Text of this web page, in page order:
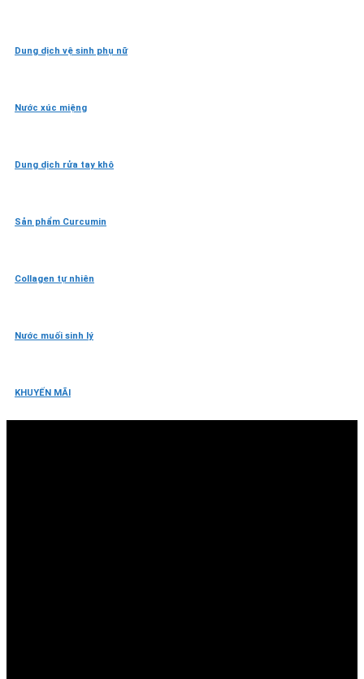
Dung dịch vệ sinh phụ nữ
Nước xúc miệng
Dung dịch rửa tay khô
Sản phẩm Curcumin
Collagen tự nhiên
Nước muối sinh lý
KHUYẾN MÃI